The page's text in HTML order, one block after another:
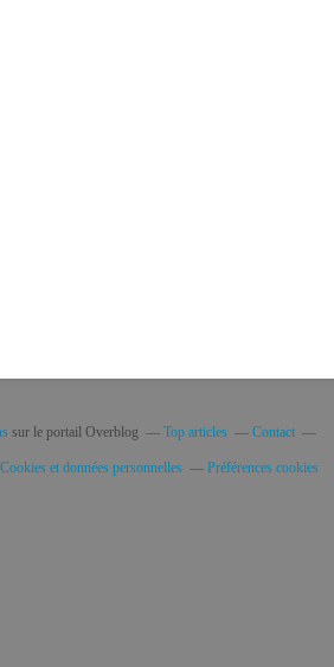
sur le portail Overblog Top articles Contact
Cookies et données personnelles Préférences cookies